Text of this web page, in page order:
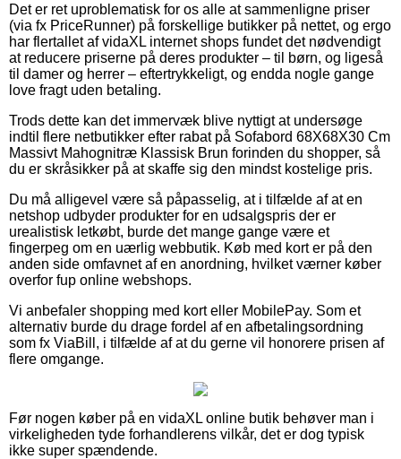
Det er ret uproblematisk for os alle at sammenligne priser
(via fx PriceRunner) på forskellige butikker på nettet, og ergo
har flertallet af vidaXL internet shops fundet det nødvendigt
at reducere priserne på deres produkter – til børn, og ligeså
til damer og herrer – eftertrykkeligt, og endda nogle gange
love fragt uden betaling.
Trods dette kan det immervæk blive nyttigt at undersøge
indtil flere netbutikker efter rabat på Sofabord 68X68X30 Cm
Massivt Mahognitræ Klassisk Brun forinden du shopper, så
du er skråsikker på at skaffe sig den mindst kostelige pris.
Du må alligevel være så påpasselig, at i tilfælde af at en
netshop udbyder produkter for en udsalgspris der er
urealistisk letkøbt, burde det mange gange være et
fingerpeg om en uærlig webbutik. Køb med kort er på den
anden side omfavnet af en anordning, hvilket værner køber
overfor fup online webshops.
Vi anbefaler shopping med kort eller MobilePay. Som et
alternativ burde du drage fordel af en afbetalingsordning
som fx ViaBill, i tilfælde af at du gerne vil honorere prisen af
flere omgange.
Før nogen køber på en vidaXL online butik behøver man i
virkeligheden tyde forhandlerens vilkår, det er dog typisk
ikke super spændende.